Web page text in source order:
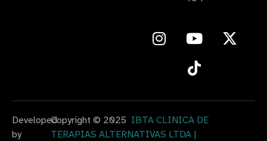
Developed
by
Copyright © 2025 IBTA CLINICA DE
TERAPIAS ALTERNATIVAS LTDA |